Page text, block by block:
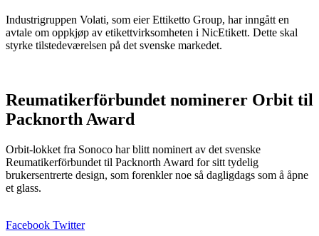
Industrigruppen Volati, som eier Ettiketto Group, har inngått en
avtale om oppkjøp av etikettvirksomheten i NicEtikett. Dette skal
styrke tilstedeværelsen på det svenske markedet.
Reumatikerförbundet nominerer Orbit til
Packnorth Award
Orbit-lokket fra Sonoco har blitt nominert av det svenske
Reumatikerförbundet til Packnorth Award for sitt tydelig
brukersentrerte design, som forenkler noe så dagligdags som å åpne
et glass.
Facebook Twitter